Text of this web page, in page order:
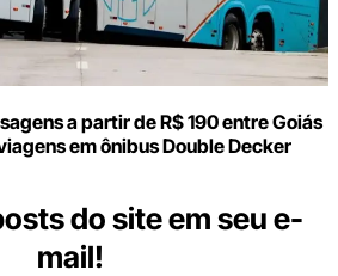
a partir de R$ 190 entre Goiás
em ônibus Double Decker
do site em seu e-
mail!